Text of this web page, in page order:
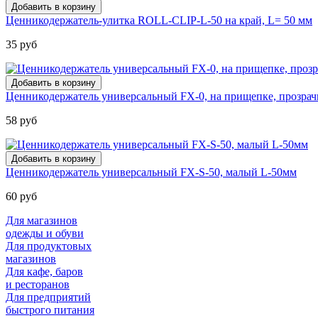
Ценникодержатель-улитка ROLL-CLIP-L-50 на край, L= 50 мм
35 руб
Ценникодержатель универсальный FX-0, на прищепке,
58 руб
Ценникодержатель универсальный FX-S-50, малый L-50мм
60 руб
Для магазинов
одежды и обуви
Для продуктовых
магазинов
Для кафе, баров
и ресторанов
Для предприятий
быстрого питания